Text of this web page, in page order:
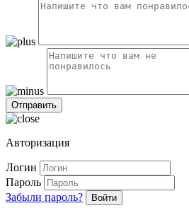
Авторизация
Логин
Пароль
Забыли пароль?
Войти